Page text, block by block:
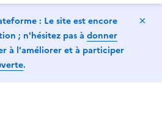
: Le site est encore
; n'hésitez pas à donner
à l'améliorer et à participer
.